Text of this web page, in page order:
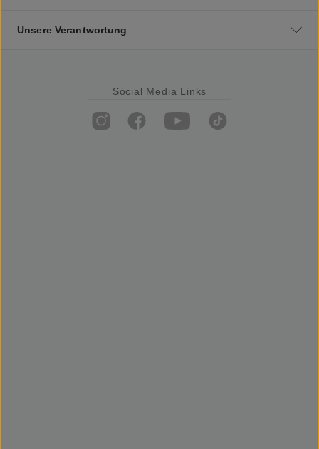
Unsere Verantwortung
Social Media Links